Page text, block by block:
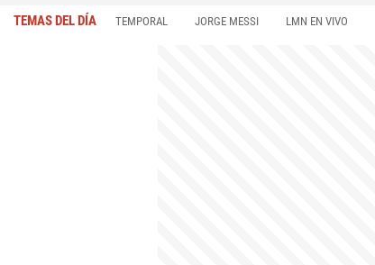
TEMAS DEL DÍA TEMPORAL JORGE MESSI LMN EN VIVO